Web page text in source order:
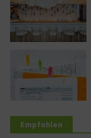
Empfohlen